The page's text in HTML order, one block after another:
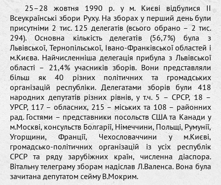
25–28 жовтня 1990 р. у м. Києві відбулися ІІ
Всеукраїнські збори Руху. На зборах у перший день були
присутніми 2 тис. 125 делегатів (всього обрано – 2 тис.
294). Основна кількість делегатів (56,7%) була з
Львівської, Тернопільської, Івано-Франківської областей і
м.Києва. Найчисленніша делегація прибула з Львівської
області – 21,4% учасників зборів. Вони представляли
більш як 40 різних політичних та громадських
організацій республіки. Делегатами зборів були 418
народних депутатів різних рівнів, у т.ч. 5 – СРСР, 18 –
УРСР, 117 – обласних, 215 – міських та 108 – районних
рад. Гостями – представники посольств США та Канади у
м.Москві, консульств Болгарії, Німеччини, Польщі, Румунії,
Угорщини, Франції, Чехословаччини у м.Києві,
громадсько-політичних організацій із усіх республік
СРСР та ряду зарубіжних країн, численна діаспора.
Вітальну телеграму зборам надіслав Л.Валенса. Вона була
зачитана депутатом сейму В.Мокрим.